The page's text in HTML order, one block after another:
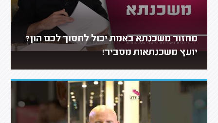
מחזור משכנתא באמת יכול לחסוך לכם הון?
יועץ משכנתאות מסביר!